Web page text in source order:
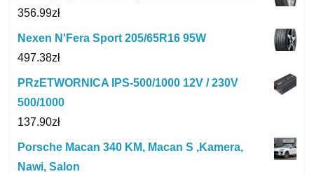
356.99zł
Nexen N'Fera Sport 205/65R16 95W
497.38zł
PRzETWORNICA IPS-500/1000 12V / 230V
500/1000
137.90zł
Porsche Macan 340 KM, Macan S ,Kamera,
Nawi, Salon